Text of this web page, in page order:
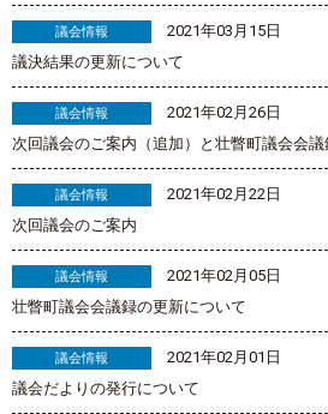
議会情報
2021年03月15日
議決結果の更新について
議会情報
2021年02月26日
次回議会のご案内（追加）と壮瞥町議会会
議会情報
2021年02月22日
次回議会のご案内
議会情報
2021年02月05日
壮瞥町議会会議録の更新について
議会情報
2021年02月01日
議会だよりの発行について